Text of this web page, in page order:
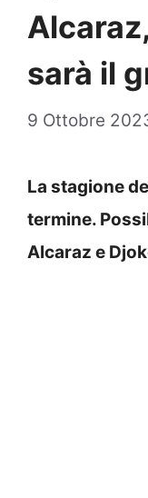
sarà il
9 Ottobre
La stagione
termine.
Alcaraz e